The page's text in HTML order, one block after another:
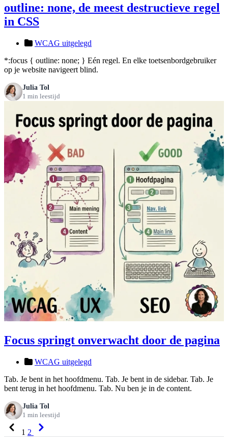
outline: none, de meest destructieve regel
in CSS
WCAG uitgelegd
*:focus { outline: none; } Eén regel. En elke toetsenbordgebruiker
op je website navigeert blind.
Julia Tol
1 min leestijd
Focus springt onverwacht door de pagina
WCAG uitgelegd
Tab. Je bent in het hoofdmenu. Tab. Je bent in de sidebar. Tab. Je
bent terug in het hoofdmenu. Tab. Nu ben je in de content.
Julia Tol
1 min leestijd
Previous
1 2
Next